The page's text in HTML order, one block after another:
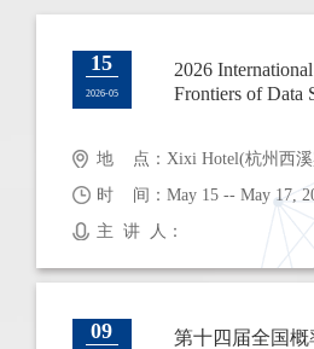
15
2026-05
2026
Frontiers of Data
地 点：Xixi Hotel(杭州西溪
时 间：May 15 -- May 17,
主 讲 人：
09
第十四届全国